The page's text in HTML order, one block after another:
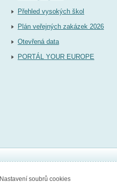
Přehled vysokých škol
Plán veřejných zakázek 2026
Otevřená data
PORTÁL YOUR EUROPE
Nastavení soubrů cookies